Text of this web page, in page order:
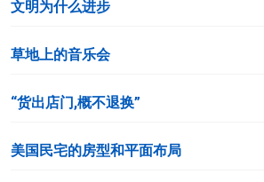
文明为什么进步
草地上的音乐会
“货出店门,概不退换”
美国民宅的房型和平面布局